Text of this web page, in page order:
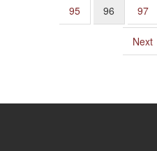
95 96 97
Next